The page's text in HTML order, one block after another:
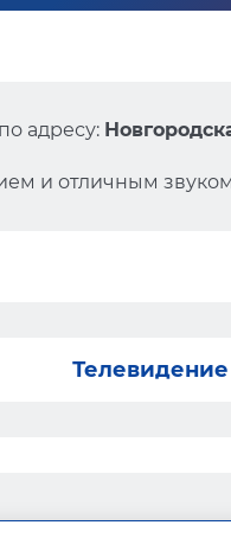
адресу:
и отличным
Телевидение